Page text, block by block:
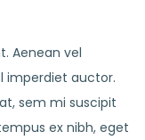
Aenean vel
imperdiet auctor.
sem mi suscipit
ex nibh, eget